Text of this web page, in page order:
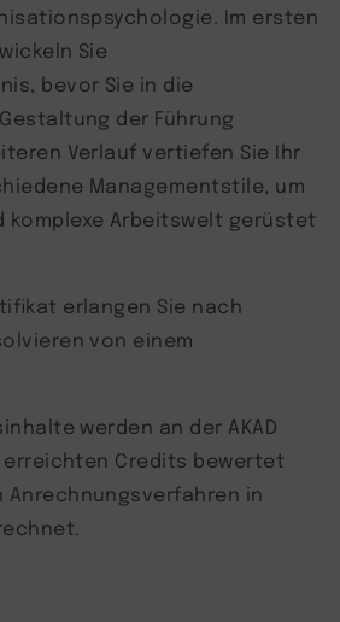
Im ersten
Sie
bevor Sie in die
der Führung
Verlauf vertiefen Sie Ihr
Managementstile, um
komplexe Arbeitswelt gerüstet
erlangen Sie nach
von einem
werden an der AKAD
erreichten Credits bewertet
Anrechnungsverfahren in